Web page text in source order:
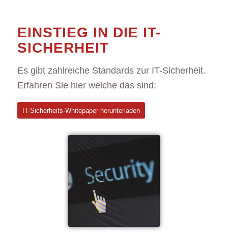
EINSTIEG IN DIE IT-
SICHERHEIT
Es gibt zahlreiche Standards zur IT-Sicherheit.
Erfahren Sie hier welche das sind:
IT-Sicherheits-Whitepaper herunterladen